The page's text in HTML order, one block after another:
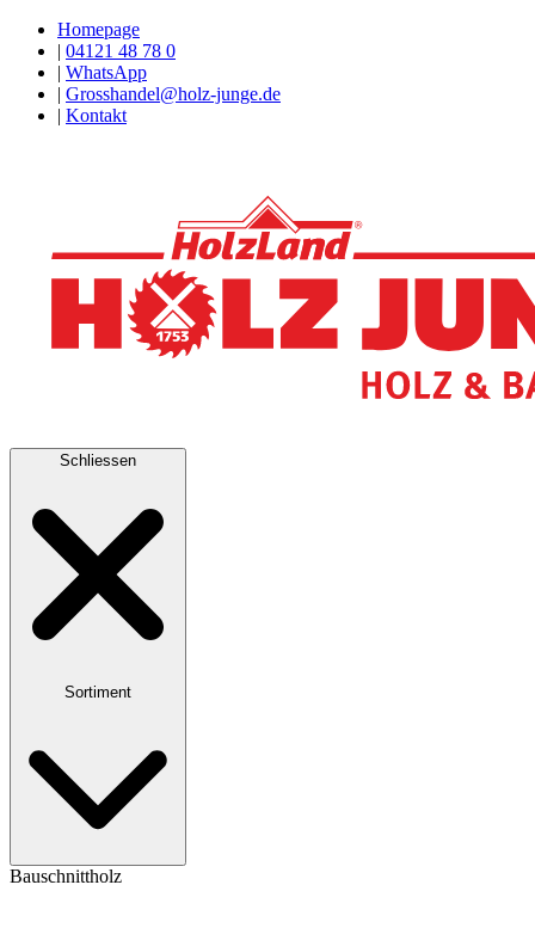
Homepage
| 04121 48 78 0
| WhatsApp
| Grosshandel@holz-junge.de
| Kontakt
Schliessen
Sortiment
Bauschnittholz